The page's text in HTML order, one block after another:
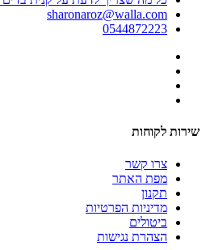
sharonaroz@walla.com
0544872223
שירות לקוחות
צרו קשר
מפת האתר
תקנון
מדיניות הפרטיות
ביטולים
הצהרת נגישות